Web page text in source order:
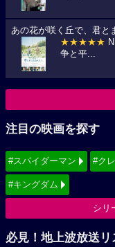
あの花が咲く丘で、君と
★★★★★
争と平...
注目の映画を探す
#スパイダーマン #ク
#キングダム
シリ
必見！地上波放送リ